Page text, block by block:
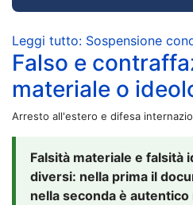
Leggi tutto: Sospensione
Falso e
materiale o
Arresto all'estero e difesa
Falsità materiale e falsità
diversi: nella prima il
nella seconda è autentico